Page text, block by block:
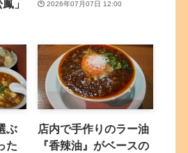
」
2026年07月07日 12:00
ぶ
た
店内で手作りのラー油
『香辣油』がベースの